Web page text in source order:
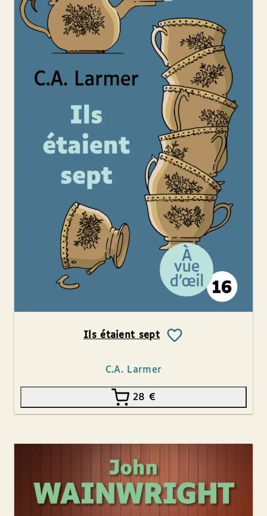
Ils étaient sept
C.A. Larmer
28 €